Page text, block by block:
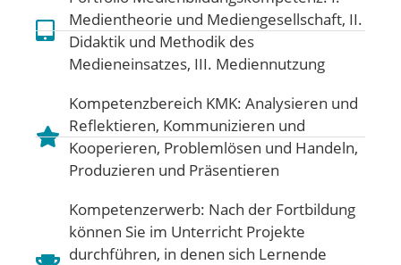
Medientheorie und Mediengesellschaft, II.
Didaktik und Methodik des
Medieneinsatzes, III. Mediennutzung
Kompetenzbereich KMK: Analysieren und
Reflektieren, Kommunizieren und
Kooperieren, Problemlösen und Handeln,
Produzieren und Präsentieren
Kompetenzerwerb: Nach der Fortbildung
können Sie im Unterricht Projekte
durchführen, in denen sich Lernende